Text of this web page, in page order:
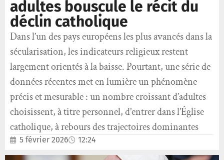
adultes bouscule le récit du
déclin catholique
Dans l’un des pays européens les plus avancés dans la
sécularisation, les indicateurs religieux restent
largement orientés à la baisse. Pourtant, une série de
données récentes met en lumière un phénomène
précis et mesurable : un nombre croissant d’adultes
choisissent, à titre personnel, d’entrer dans l’Église
catholique, à rebours des trajectoires dominantes
5 février 2026 12:24